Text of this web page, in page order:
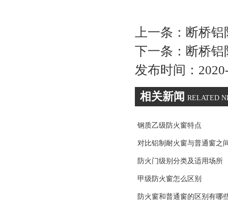
上一条： 断桥
下一条： 断桥
发布时间：
相关新闻 RELATED
钢质乙级防火窗特点
对比铝制耐火窗与普通窗之
防火门级别分类及适用场所
甲级防火窗怎么区别
防火窗和普通窗的区别有哪